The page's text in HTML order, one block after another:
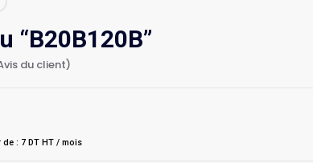
“B20B120B”
du client)
: 7 DT HT / mois